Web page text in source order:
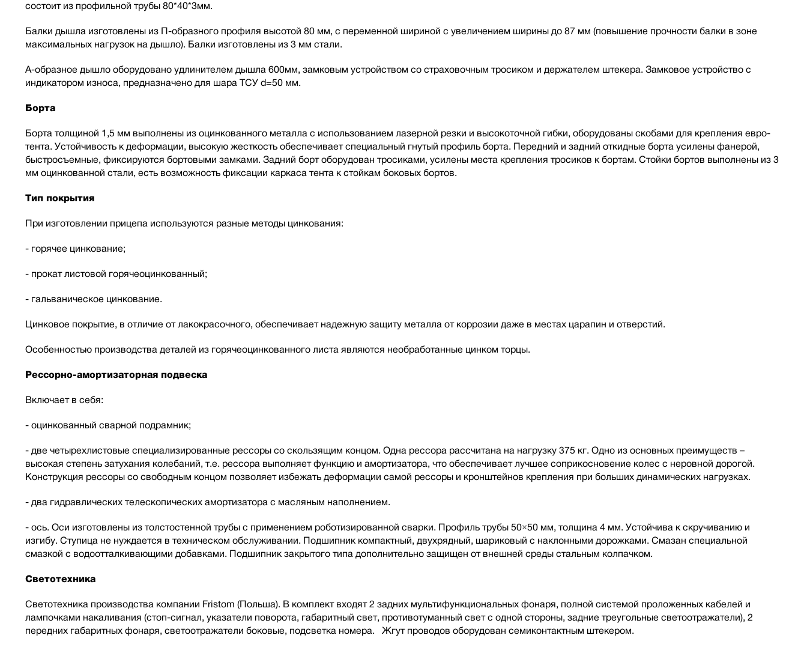
состоит из профильной трубы 80*40*3мм.
Балки дышла изготовлены из П-образного профиля высотой 80 мм, с переменной шириной с увеличением ширины до 87 мм (повышение прочности балки в зоне
максимальных нагрузок на дышло). Балки изготовлены из 3 мм стали.
А-образное дышло оборудовано удлинителем дышла 600мм, замковым устройством со страховочным тросиком и держателем штекера. Замковое устройство с
индикатором износа, предназначено для шара ТСУ d=50 мм.
Борта
Борта толщиной 1,5 мм выполнены из оцинкованного металла с использованием лазерной резки и высокоточной гибки, оборудованы скобами для крепления евро-
тента. Устойчивость к деформации, высокую жесткость обеспечивает специальный гнутый профиль борта. Передний и задний откидные борта усилены фанерой,
быстросъемные, фиксируются бортовыми замками. Задний борт оборудован тросиками, усилены места крепления тросиков к бортам. Стойки бортов выполнены из 3
мм оцинкованной стали, есть возможность фиксации каркаса тента к стойкам боковых бортов.
Тип покрытия
При изготовлении прицепа используются разные методы цинкования:
- горячее цинкование;
- прокат листовой горячеоцинкованный;
- гальваническое цинкование.
Цинковое покрытие, в отличие от лакокрасочного, обеспечивает надежную защиту металла от коррозии даже в местах царапин и отверстий.
Особенностью производства деталей из горячеоцинкованного листа являются необработанные цинком торцы.
Рессорно-амортизаторная подвеска
Включает в себя:
- оцинкованный сварной подрамник;
- две четырехлистовые специализированные рессоры со скользящим концом. Одна рессора рассчитана на нагрузку 375 кг. Одно из основных преимуществ –
высокая степень затухания колебаний, т.е. рессора выполняет функцию и амортизатора, что обеспечивает лучшее соприкосновение колес с неровной дорогой.
Конструкция рессоры со свободным концом позволяет избежать деформации самой рессоры и кронштейнов крепления при больших динамических нагрузках.
- два гидравлических телескопических амортизатора с масляным наполнением.
- ось. Оси изготовлены из толстостенной трубы с применением роботизированной сварки. Профиль трубы 50×50 мм, толщина 4 мм. Устойчива к скручиванию и
изгибу. Ступица не нуждается в техническом обслуживании. Подшипник компактный, двухрядный, шариковый с наклонными дорожками. Смазан специальной
смазкой с водоотталкивающими добавками. Подшипник закрытого типа дополнительно защищен от внешней среды стальным колпачком.
Светотехника
Светотехника производства компании Fristom (Польша). В комплект входят 2 задних мультифункциональных фонаря, полной cистемой проложенных кабелей и
лампочками накаливания (стоп-сигнал, указатели поворота, габаритный свет, противотуманный свет с одной стороны, задние треугольные светоотражатели), 2
передних габаритных фонаря, светоотражатели боковые, подсветка номера. Жгут проводов оборудован семиконтактным штекером.